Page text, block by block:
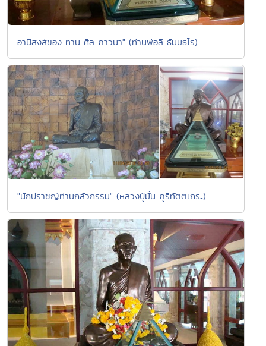
อานิสงส์ของ ทาน ศีล ภาวนา" (ท่านพ่อลี ธัมมธโร)
"นักปราชญ์ท่านกลัวกรรม" (หลวงปู่มั่น ภูริทัตตเถระ)